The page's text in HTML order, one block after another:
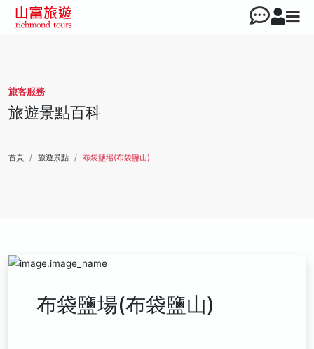
旅客服務
旅遊景點百科
首頁 旅遊景點 布袋鹽場(布袋鹽山)
布袋鹽場(布袋鹽山)